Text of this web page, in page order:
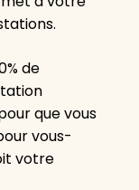
de
que vous
vous-
votre